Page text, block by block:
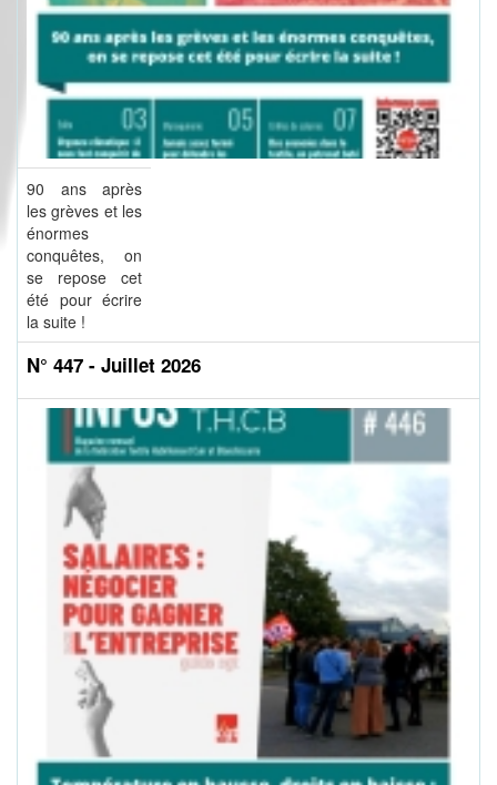
90 ans après
les grèves et les
énormes
conquêtes, on
se repose cet
été pour écrire
la suite !
N° 447 - Juillet 2026